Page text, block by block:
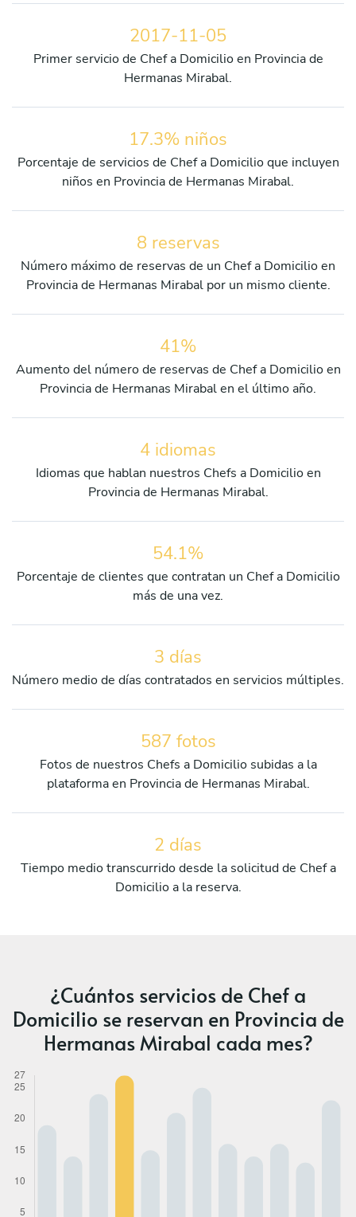
2017-11-05
Primer servicio de Chef a Domicilio en Provincia de
Hermanas Mirabal.
17.3% niños
Porcentaje de servicios de Chef a Domicilio que incluyen
niños en Provincia de Hermanas Mirabal.
8 reservas
Número máximo de reservas de un Chef a Domicilio en
Provincia de Hermanas Mirabal por un mismo cliente.
41%
Aumento del número de reservas de Chef a Domicilio en
Provincia de Hermanas Mirabal en el último año.
4 idiomas
Idiomas que hablan nuestros Chefs a Domicilio en
Provincia de Hermanas Mirabal.
54.1%
Porcentaje de clientes que contratan un Chef a Domicilio
más de una vez.
3 días
Número medio de días contratados en servicios múltiples.
587 fotos
Fotos de nuestros Chefs a Domicilio subidas a la
plataforma en Provincia de Hermanas Mirabal.
2 días
Tiempo medio transcurrido desde la solicitud de Chef a
Domicilio a la reserva.
¿Cuántos servicios de Chef a
Domicilio se reservan en Provincia de
Hermanas Mirabal cada mes?